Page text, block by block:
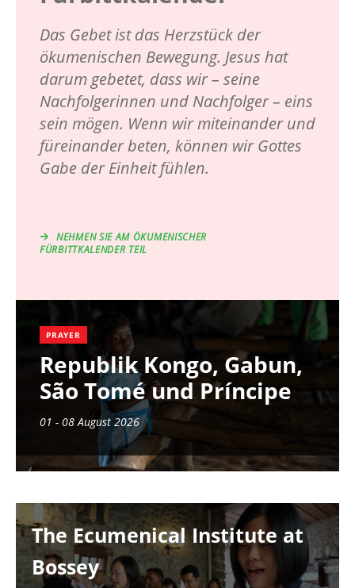
Das Gebet ist das Herzstück der
ökumenischen Bewegung. Jesus hat
darum gebetet, dass wir – seine
Nachfolgerinnen und Nachfolger – eins
sein mögen. Wenn wir miteinander und
füreinander beten, können wir Gottes
Gabe der Einheit fühlen.
NEHMEN SIE AM ÖKUMENISCHER
FÜRBITTKALENDER TEIL
PRAYER
Republik Kongo, Gabun,
São Tomé und Príncipe
01 - 08 August 2026
The Ecumenical Institute at
Bossey